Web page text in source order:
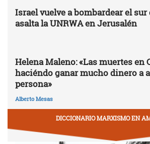
Israel vuelve a bombardear el
asalta la UNRWA en Jerusalén
Helena Maleno: «Las muertes en
haciéndo ganar mucho dinero a
persona»
Alberto Mesas
DICCIONARIO MARXISMO EN